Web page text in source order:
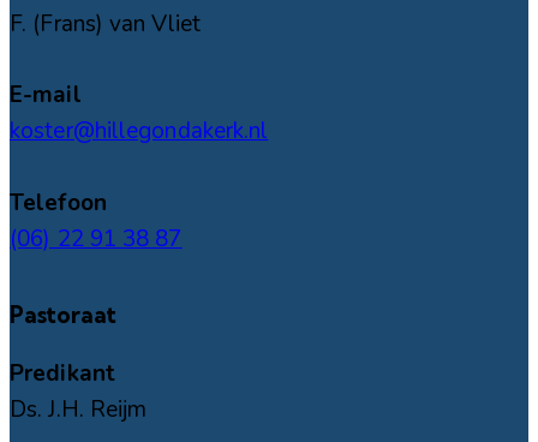
F. (Frans) van Vliet
E-mail
koster@hillegondakerk.nl
Telefoon
(06) 22 91 38 87
Pastoraat
Predikant
Ds. J.H. Reijm